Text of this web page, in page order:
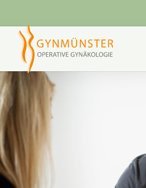
Startseite
Unsere Praxis
Für Ihren Besuch